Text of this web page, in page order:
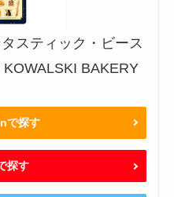
スティック・ビース
BAKERY
で探す
探す